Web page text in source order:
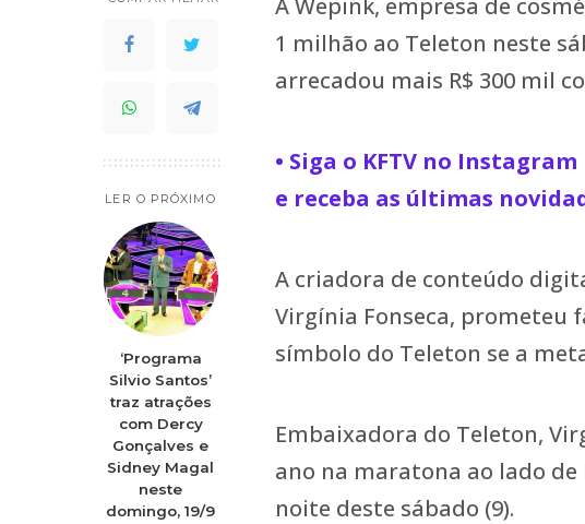
LER O PRÓXIMO
‘Programa
Silvio Santos’
traz atrações
com Dercy
Gonçalves e
Sidney Magal
neste
domingo, 19/9
A Wepink, empresa de
1 milhão ao Teleton neste
arrecadou mais R$ 300 mil
• Siga o KFTV no Instagram
e receba as últimas
A criadora de conteúdo
Virgínia Fonseca, prometeu
símbolo do Teleton se a
Embaixadora do Teleton,
ano na maratona ao lado de
noite deste sábado (9).